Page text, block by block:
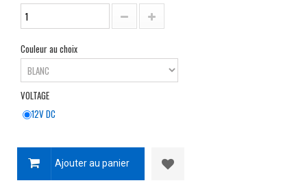
Couleur au choix
VOLTAGE
12V DC
Ajouter au panier